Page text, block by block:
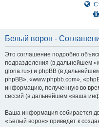
Белый ворон -
Это соглашение подробно
подразделения (в дальнейшем
gloria.ru») и phpBB (в
phpBB», «www.phpbb.com»,
информацию, полученную во
сессий (в дальнейшем «ваша
Ваша информация собирается
«Белый ворон» приведёт к